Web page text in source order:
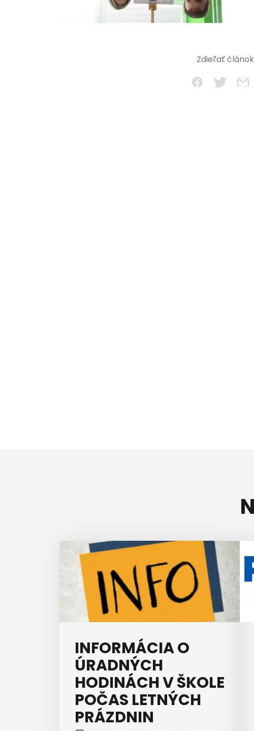
Zdieľať
INFORMÁCIA O
ÚRADNÝCH
HODINÁCH V ŠKOLE
POČAS LETNÝCH
PRÁZDNIN